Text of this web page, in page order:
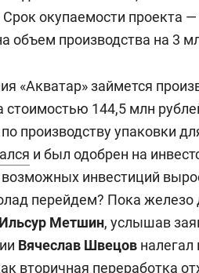
Срок окупаемости проекта
объем производства на 3
«Акватар» займется
стоимостью 144,5 млн
производству упаковки
и был одобрен на
инвестиций
перейдем? Пока железо
Ильсур Метшин, услышав
Вячеслав Швецов налегал
вторичная переработка